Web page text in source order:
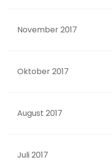
November 2017
Oktober 2017
August 2017
Juli 2017